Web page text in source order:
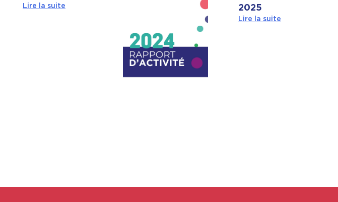
Lire la suite
2025
Lire la suite